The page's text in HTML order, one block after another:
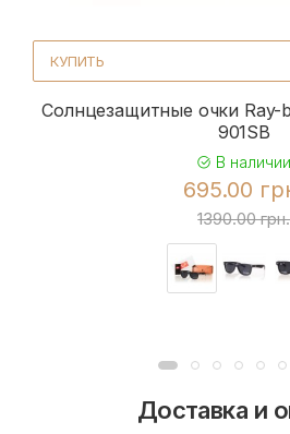
КУПИТЬ
Солнцезащитные очки Ray-
901SB
В наличии
695.00
1390.00 грн.
Доставка и